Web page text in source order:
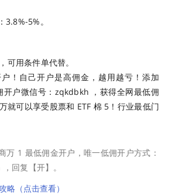
5%。
可用条件单代替。
！自己开户是高佣金，越用越亏！添加
开户微信号：zqkdbkh ，获得全网最低佣
就可以享受股票和 ETF 棉 5！行业最低门
万 1 最低佣金开户，唯一低佣开户方式：
回复【开】。
略（点击查看）